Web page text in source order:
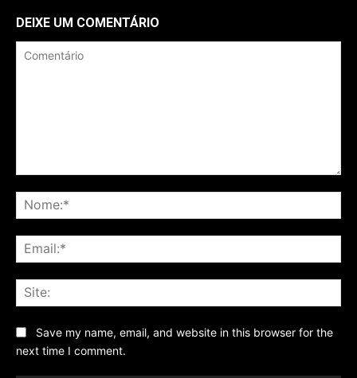
DEIXE UM COMENTÁRIO
Save my name, email, and website in this browser for the
next time I comment.